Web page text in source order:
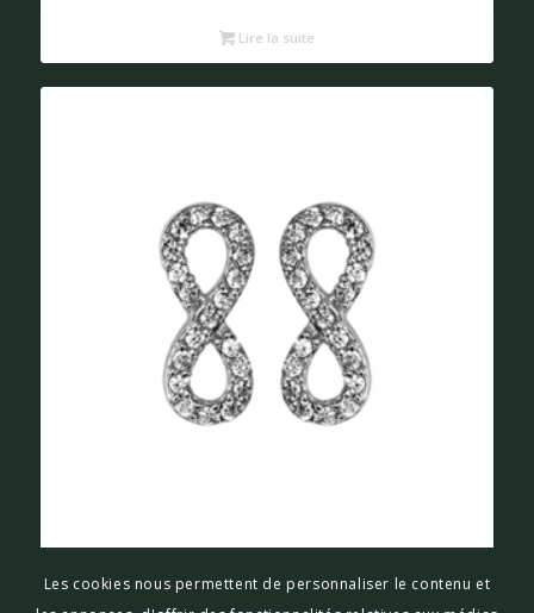
Lire la suite
RHODIE
Les cookies nous permettent de personnaliser le contenu et